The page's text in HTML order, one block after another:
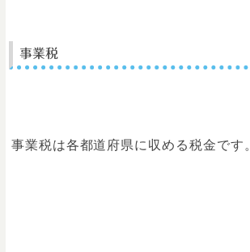
事業税
事業税は各都道府県に収める税金です。